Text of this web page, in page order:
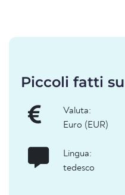
Piccoli fatti
Valuta:
Euro (EUR)
Lingua:
tedesco